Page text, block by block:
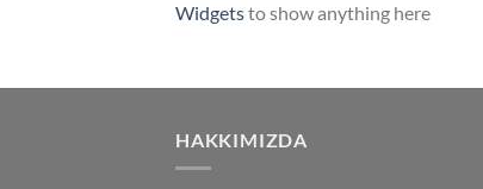
Widgetsto show anything here
HAKKIMIZDA